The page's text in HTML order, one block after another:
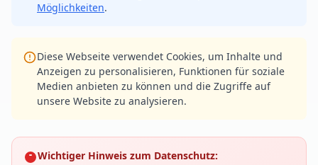
Möglichkeiten.
Diese Webseite verwendet Cookies, um Inhalte und
Anzeigen zu personalisieren, Funktionen für soziale
Medien anbieten zu können und die Zugriffe auf
unsere Website zu analysieren.
Wichtiger Hinweis zum Datenschutz: